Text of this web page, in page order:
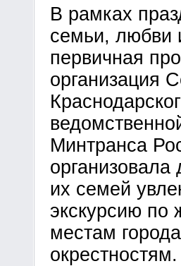
В рамках
семьи, любви
первичная
организация
Минтранса
организовала
их семей
экскурсию по
местам
окрестностям.